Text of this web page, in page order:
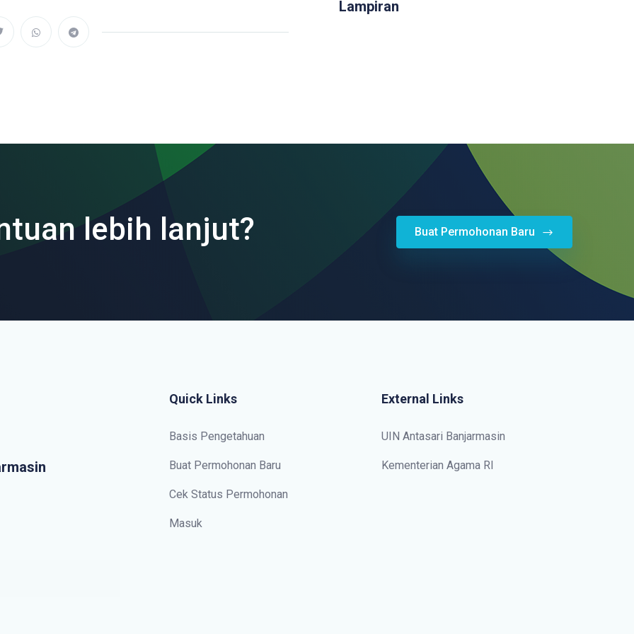
Lampiran
lebih lanjut? Buat Permohonan Baru
Quick Links
Basis Pengetahuan
Buat Permohonan Baru
Cek Status Permohonan
Masuk
External Links
UIN Antasari Banjarmasin
Kementerian Agama RI